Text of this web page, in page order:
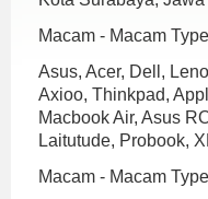
Macam - Macam Type
Asus, Acer, Dell,
Axioo, Thinkpad,
Macbook Air, Asus
Laitutude, Probook,
Macam - Macam Type